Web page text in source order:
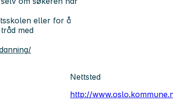
eller for å
med
Nettsted
http://